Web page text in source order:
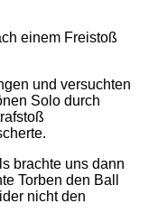
einem Freistoß
und versuchten
Solo durch
brachte uns dann
Torben den Ball
nicht den